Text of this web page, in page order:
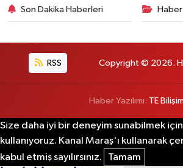
Son Dakika Haberleri
RSS Copyright © 2026.
Haber Yazılımı: TE
Size daha iyi bir deneyim sunabilmek
kullanıyoruz. Kanal Maraş'ı kullanarak
kabul etmiş sayılırsınız.
Tamam